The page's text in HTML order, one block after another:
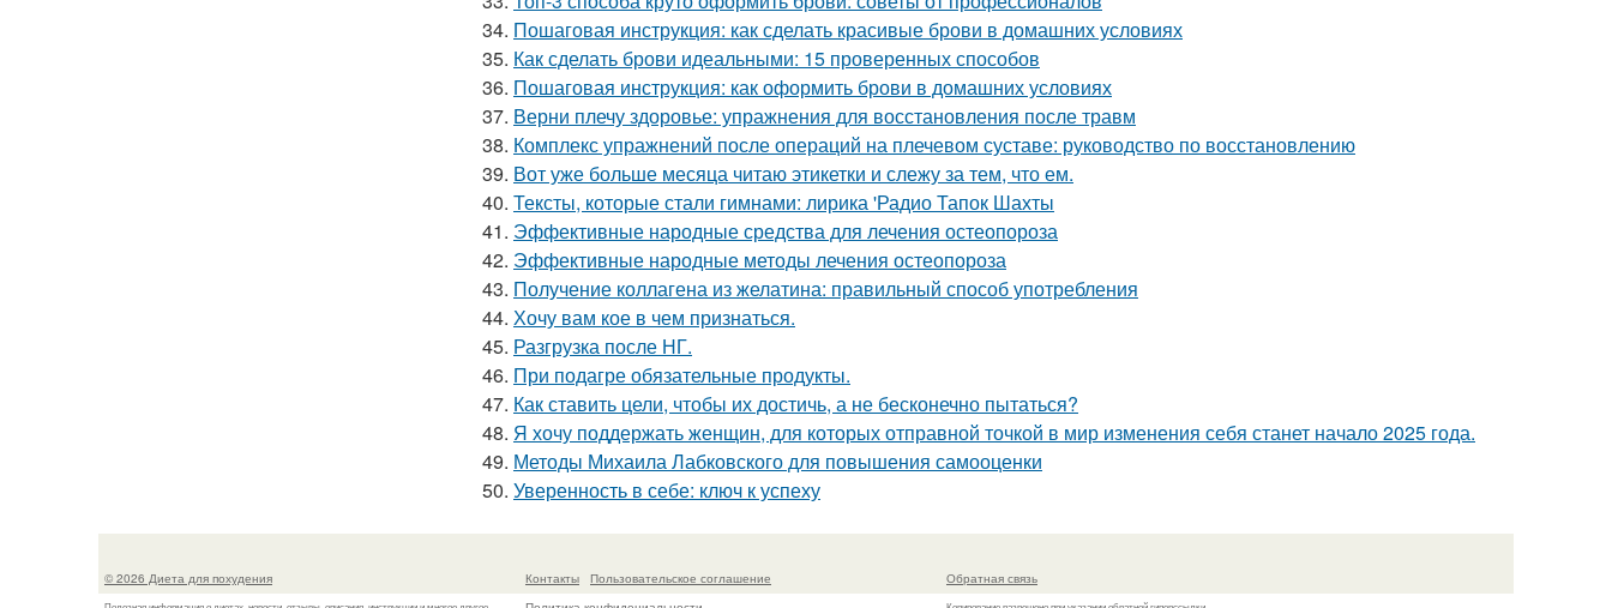
34. Пошаговая инструкция: как сделать красивые брови в домашних условиях
35. Как сделать брови идеальными: 15 проверенных способов
36. Пошаговая инструкция: как оформить брови в домашних условиях
37. Верни плечу здоровье: упражнения для восстановления после травм
38. Комплекс упражнений после операций на плечевом суставе: руководство по восстановлению
39. Вот уже больше месяца читаю этикетки и слежу за тем, что ем.
40. Тексты, которые стали гимнами: лирика 'Радио Тапок Шахты
41. Эффективные народные средства для лечения остеопороза
42. Эффективные народные методы лечения остеопороза
43. Получение коллагена из желатина: правильный способ употребления
44. Хочу вам кое в чем признаться.
45. Разгрузка после НГ.
46. При подагре обязательные продукты.
47. Как ставить цели, чтобы их достичь, а не бесконечно пытаться?
48. Я хочу поддержать женщин, для которых отправной точкой в мир изменения себя станет начало 2025 года.
49. Методы Михаила Лабковского для повышения самооценки
50. Уверенность в себе: ключ к успеху
© 2026 Диета для похудения Контакты
Пользовательское соглашение
Обратная связь